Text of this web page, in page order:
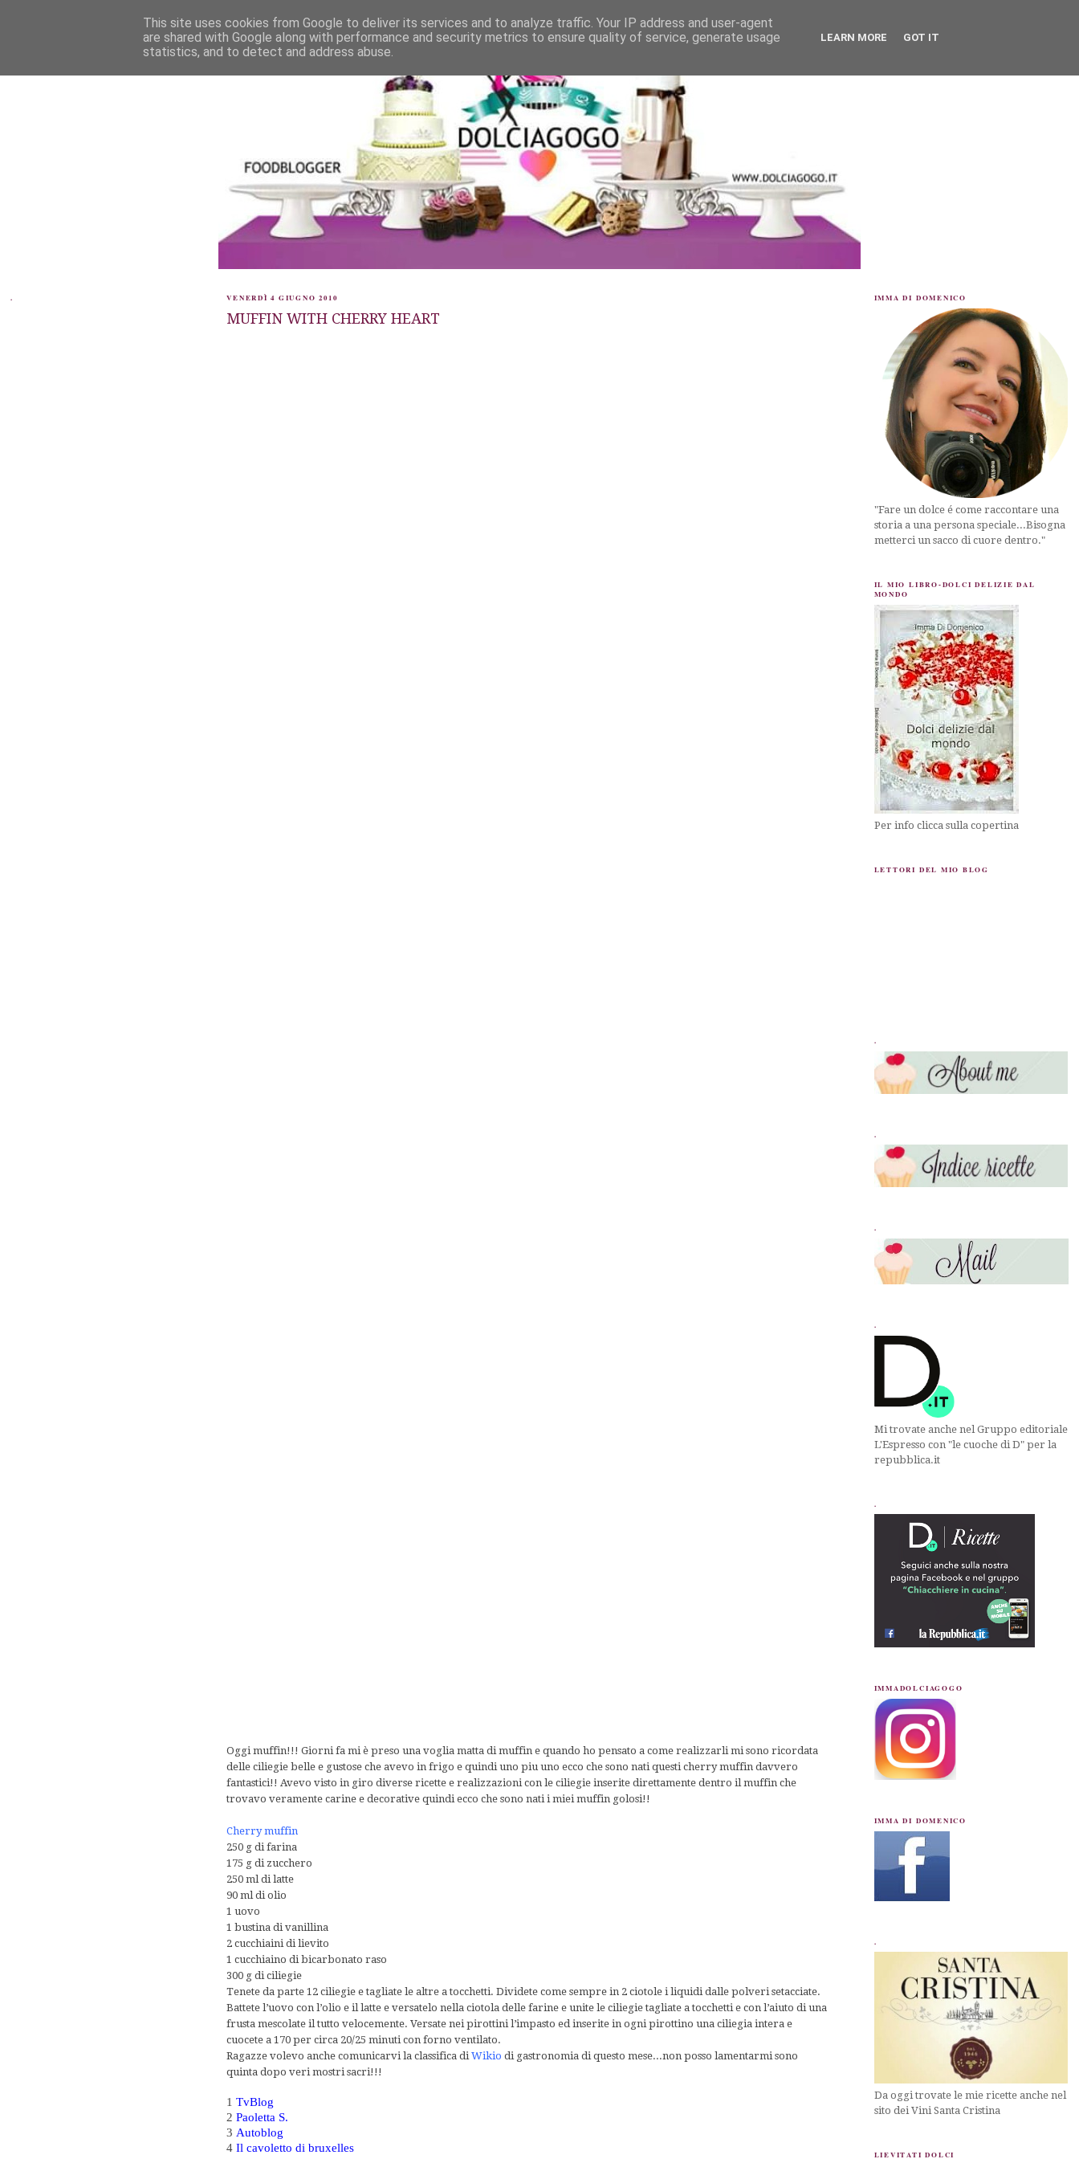
. VENERDÌ 4 GIUGNO 2010
MUFFIN WITH CHERRY HEART
Oggi muffin!!! Giorni fa mi è preso una voglia matta di muffin e quando ho pensato a come realizzarli mi sono ricordata
delle ciliegie belle e gustose che avevo in frigo e quindi uno piu uno ecco che sono nati questi cherry muffin davvero
fantastici!! Avevo visto in giro diverse ricette e realizzazioni con le ciliegie inserite direttamente dentro il muffin che
trovavo veramente carine e decorative quindi ecco che sono nati i miei muffin golosi!!
Cherry muffin
250 g di farina
175 g di zucchero
250 ml di latte
90 ml di olio
1 uovo
1 bustina di vanillina
2 cucchiaini di lievito
1 cucchiaino di bicarbonato raso
300 g di ciliegie
Tenete da parte 12 ciliegie e tagliate le altre a tocchetti. Dividete come sempre in 2 ciotole i liquidi dalle polveri setacciate.
Battete l’uovo con l’olio e il latte e versatelo nella ciotola delle farine e unite le ciliegie tagliate a tocchetti e con l’aiuto di una
frusta mescolate il tutto velocemente. Versate nei pirottini l’impasto ed inserite in ogni pirottino una ciliegia intera e
cuocete a 170 per circa 20/25 minuti con forno ventilato.
Ragazze volevo anche comunicarvi la classifica diWikio di gastronomia di questo mese...non posso lamentarmi sono
quinta dopo veri mostri sacri!!!
1TvBlog
2Paoletta S.
3 Autoblog
4Il cavoletto di bruxelles
IMMA DI DOMENICO
"Fare un dolce é come raccontare una
storia a una persona speciale...Bisogna
metterci un sacco di cuore dentro."
IL MIO LIBRO-DOLCI DELIZIE DAL
MONDO
Per info clicca sulla copertina
LETTORI DEL MIO BLOG
.
.
.
.
Mi trovate anche nel Gruppo editoriale
L'Espresso con "le cuoche di D" per la
repubblica.it
.
IMMADOLCIAGOGO
IMMA DI DOMENICO
.
Da oggi trovate le mie ricette anche nel
sito dei Vini Santa Cristina
LIEVITATI DOLCI
This site uses cookies from Google to deliver its services and to analyze traffic. Your IP address and user-agent
are shared with Google along with performance and security metrics to ensure quality of service, generate usage
statistics, and to detect and address abuse.
LEARN MORE GOT IT